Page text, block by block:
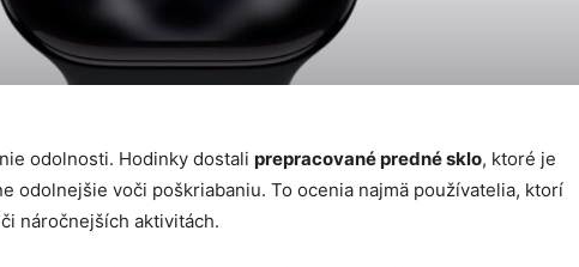
odolnosti. Hodinky dostali prepracované predné sklo, ktoré je
odolnejšie voči poškriabaniu. To ocenia najmä používatelia, ktorí
náročnejších aktivitách.